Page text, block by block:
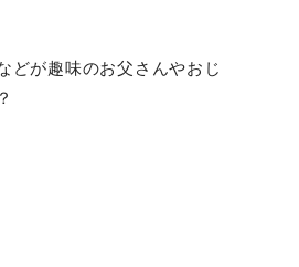
どが趣味のお父さんやおじ